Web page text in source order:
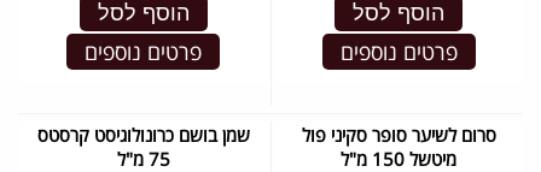
הוסף לסל
פרטים נוספים
הוסף לסל
פרטים נוספים
סרום לשיער סופר סקיני פול
מיטשל 150 מ"ל
שמן בושם כרונולוגיסט קרסטס
75 מ"ל